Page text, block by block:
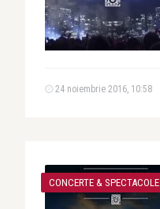
24 noiembrie 2016, 10:58
CONCERTE & SPECTACOLE